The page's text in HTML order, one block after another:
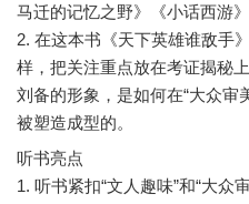
马迁的记忆之野》《小话西游》
2. 在这本书《天下英雄谁敌手
样，把关注重点放在考证揭秘
刘备的形象，是如何在“大众审
听书亮点
1. 听书紧扣“文人趣味”和“大众